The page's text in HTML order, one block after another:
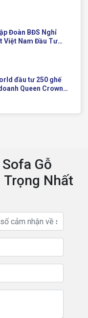
Đoàn BĐS Nghỉ
Việt Nam Đầu Tư
đầu tư 250 ghế
Queen Crown
Gỗ
Trọng Nhất